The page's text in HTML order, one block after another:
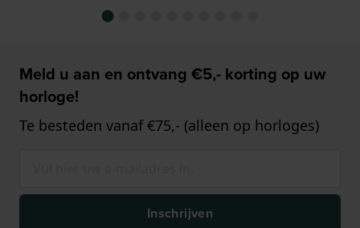
Meld u aan en ontvang €5,- korting op uw
horloge!
Te besteden vanaf €75,- (alleen op horloges)
Inschrijven